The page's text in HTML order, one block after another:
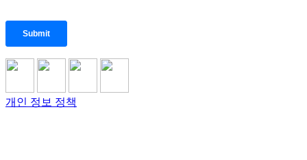
개인 정보 정책